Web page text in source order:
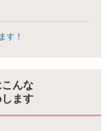
す！
んな
ます